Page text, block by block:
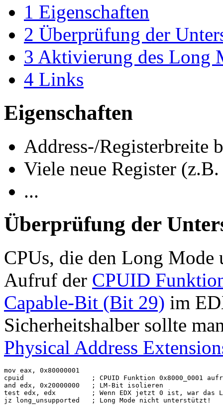
1 Eigenschaften
2 Überprüfung der
3 Aktivierung des Long
4 Links
Eigenschaften
Address-/Registerbreite
Viele neue Register
...
Überprüfung der
CPUs, die den Long Mode
Aufruf der CPUID
Capable-Bit (Bit 29) im
Sicherheitshalber sollte
Physical Address
mov eax, 0x80000001
cpuid                 ; CPUID Funktion 0x8000_0001
and edx, 0x20000000   ; LM-Bit isolieren
test edx, edx         ; Wenn EDX jetzt 0 ist, war das
jz long_unsupported   ; Long Mode nicht unterstützt!